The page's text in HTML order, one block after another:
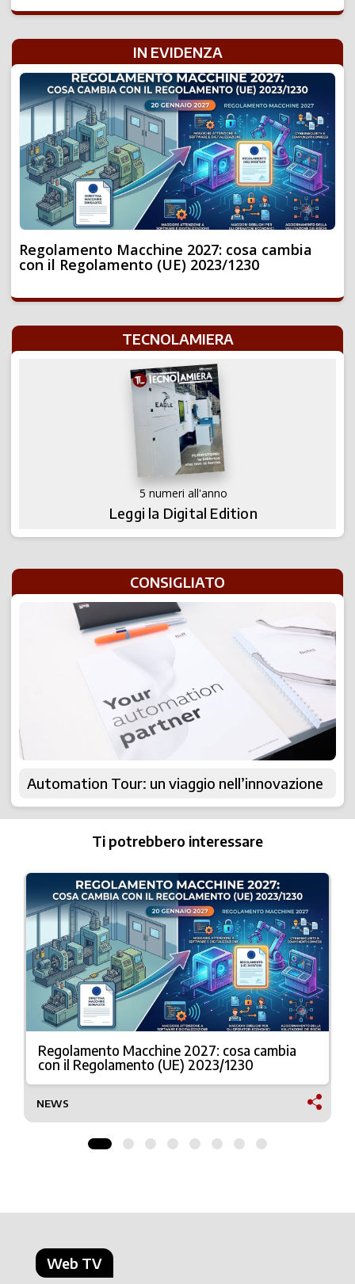
IN EVIDENZA
Regolamento Macchine 2027: cosa cambia
con il Regolamento (UE) 2023/1230
TECNOLAMIERA
5 numeri all'anno
Leggi la Digital Edition
CONSIGLIATO
Automation Tour: un viaggio nell’innovazione
Ti potrebbero interessare
Regolamento Macchine 2027: cosa cambia
con il Regolamento (UE) 2023/1230
NEWS
Web TV